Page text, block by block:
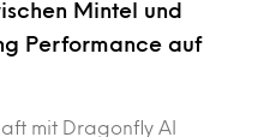
Mintel und
Performance auf
mit Dragonfly AI